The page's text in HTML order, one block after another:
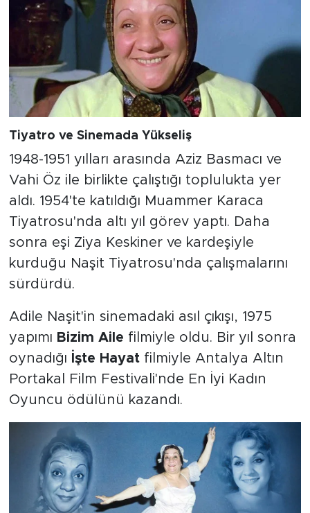
Tiyatro ve Sinemada Yükseliş
1948-1951 yılları arasında Aziz Basmacı ve
Vahi Öz ile birlikte çalıştığı toplulukta yer
aldı. 1954'te katıldığı Muammer Karaca
Tiyatrosu'nda altı yıl görev yaptı. Daha
sonra eşi Ziya Keskiner ve kardeşiyle
kurduğu Naşit Tiyatrosu'nda çalışmalarını
sürdürdü.
Adile Naşit'in sinemadaki asıl çıkışı, 1975
yapımı Bizim Aile filmiyle oldu. Bir yıl sonra
oynadığı İşte Hayatfilmiyle Antalya Altın
Portakal Film Festivali'nde En İyi Kadın
Oyuncu ödülünü kazandı.